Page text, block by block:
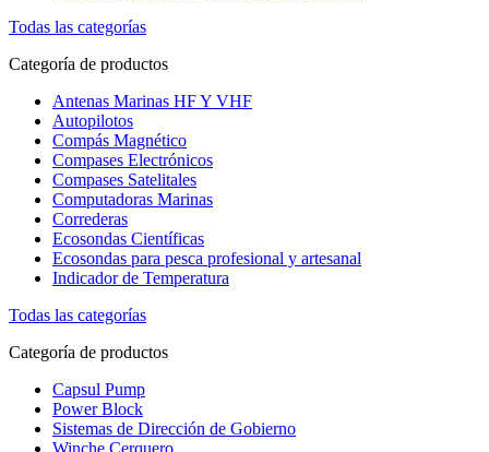
Todas las categorías
Categoría de productos
Antenas Marinas HF Y VHF
Autopilotos
Compás Magnético
Compases Electrónicos
Compases Satelitales
Computadoras Marinas
Correderas
Ecosondas Científicas
Ecosondas para pesca profesional y artesanal
Indicador de Temperatura
Todas las categorías
Categoría de productos
Capsul Pump
Power Block
Sistemas de Dirección de Gobierno
Winche Cerquero